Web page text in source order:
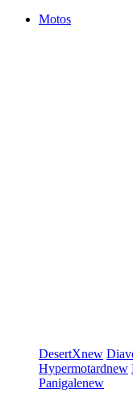
Motos
DesertXnew
Hypermotardnew
Panigalenew